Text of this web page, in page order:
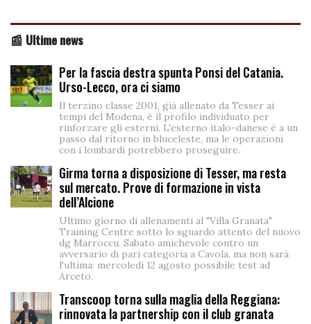
📰 Ultime news
Per la fascia destra spunta Ponsi del Catania.
Urso-Lecco, ora ci siamo
Il terzino classe 2001, già allenato da Tesser ai
tempi del Modena, è il profilo individuato per
rinforzare gli esterni. L'esterno italo-danese è a un
passo dal ritorno in bluceleste, ma le operazioni
con i lombardi potrebbero proseguire.
Girma torna a disposizione di Tesser, ma resta
sul mercato. Prove di formazione in vista
dell’Alcione
Ultimo giorno di allenamenti al "Villa Granata"
Training Centre sotto lo sguardo attento del nuovo
dg Marroccu. Sabato amichevole contro un
avversario di pari categoria a Cavola, ma non sarà
l'ultima: mercoledì 12 agosto possibile test ad
Arceto.
Transcoop torna sulla maglia della Reggiana:
rinnovata la partnership con il club granata